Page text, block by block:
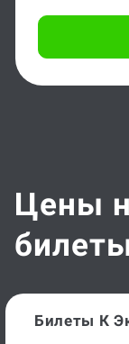
Цены
Билеты К